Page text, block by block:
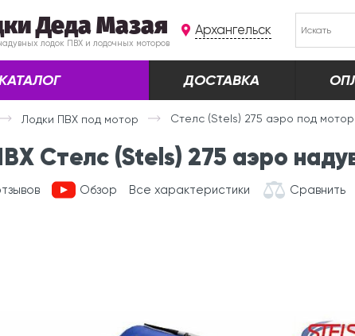
Деда Мазая
лодок ПВХ и лодочных моторов
Архангельск
ДОСТАВКА
Лодки ПВХ под мотор Стелс (Stels) 275 аэро под мотор
Стелс (Stels) 275 аэро
Обзор Все характеристики Сравнить